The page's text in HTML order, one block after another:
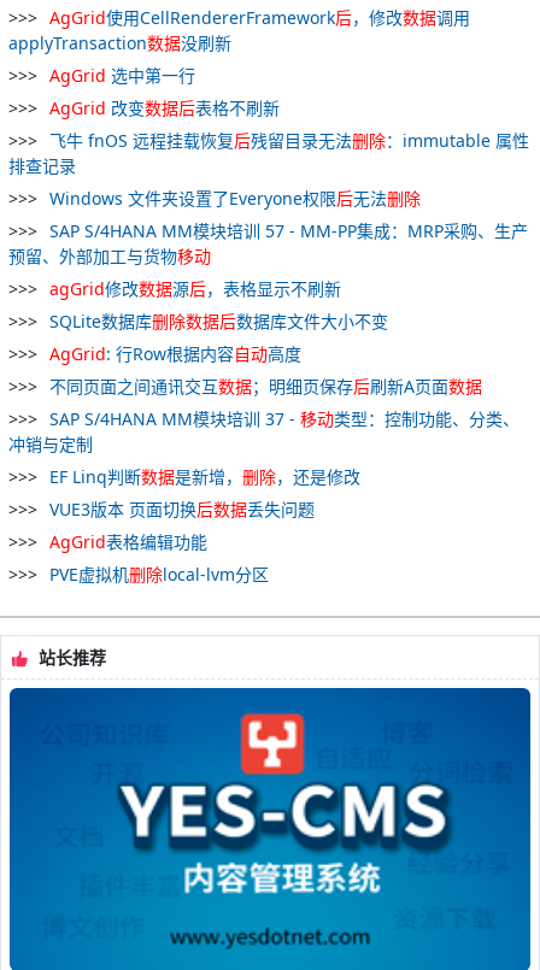
AgGrid使用CellRendererFramework后，修改数据调用
applyTransaction数据没刷新
AgGrid 选中第一行
AgGrid 改变数据后表格不刷新
飞牛 fnOS 远程挂载恢复后残留目录无法删除：immutable 属性
排查记录
Windows 文件夹设置了Everyone权限后无法删除
SAP S/4HANA MM模块培训 57 - MM-PP集成：MRP采购、生产
预留、外部加工与货物移动
agGrid修改数据源后，表格显示不刷新
SQLite数据库删除数据后数据库文件大小不变
AgGrid: 行Row根据内容自动高度
不同页面之间通讯交互数据；明细页保存后刷新A页面数据
SAP S/4HANA MM模块培训 37 - 移动类型：控制功能、分类、
冲销与定制
EF Linq判断数据是新增， 删除，还是修改
VUE3版本 页面切换后数据丢失问题
AgGrid表格编辑功能
PVE虚拟机删除local-lvm分区
站长推荐